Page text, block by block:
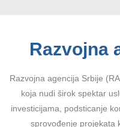
Razvojna
Razvojna agencija Srbije
koja nudi širok spektar
investicijama, podsticanje
sprovođenje projekata